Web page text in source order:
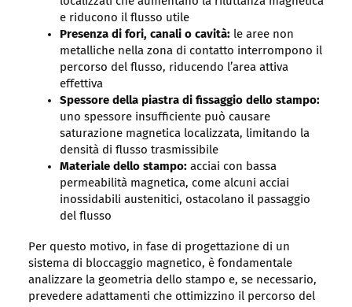
e riducono il flusso utile
Presenza di fori, canali o cavità:le aree non
metalliche nella zona di contatto interrompono il
percorso del flusso, riducendo l’area attiva
effettiva
Spessore della piastra di fissaggio dello stampo:
uno spessore insufficiente può causare
saturazione magnetica localizzata, limitando la
densità di flusso trasmissibile
Materiale dello stampo:acciai con bassa
permeabilità magnetica, come alcuni acciai
inossidabili austenitici, ostacolano il passaggio
del flusso
Per questo motivo, in fase di progettazione di un
sistema di bloccaggio magnetico, è fondamentale
analizzare la geometria dello stampo e, se necessario,
prevedere adattamenti che ottimizzino il percorso del